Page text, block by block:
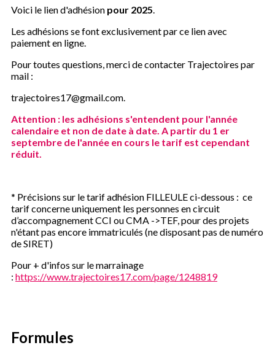
Voici le lien d'adhésion pour 2025.
Les adhésions se font exclusivement par ce lien avec
paiement en ligne.
Pour toutes questions, merci de contacter Trajectoires par
mail :
trajectoires17@gmail.com.
Attention : les adhésions s'entendent pour l'année
calendaire et non de date à date. A partir du 1 er
septembre de l'année en cours le tarif est cependant
réduit.
* Précisions sur le tarif adhésion FILLEULE ci-dessous : ce
tarif concerne uniquement les personnes en circuit
d’accompagnement CCI ou CMA ->TEF, pour des projets
n'étant pas encore immatriculés (ne disposant pas de numéro
de SIRET)
Pour + d'infos sur le marrainage
: https://www.trajectoires17.com/page/1248819
Formules